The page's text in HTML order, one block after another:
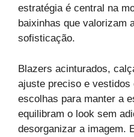
estratégia é central na
baixinhas que valorizam
sofisticação.
Blazers acinturados,
ajuste preciso e vestidos
escolhas para manter a
equilibram o look sem
desorganizar a imagem.